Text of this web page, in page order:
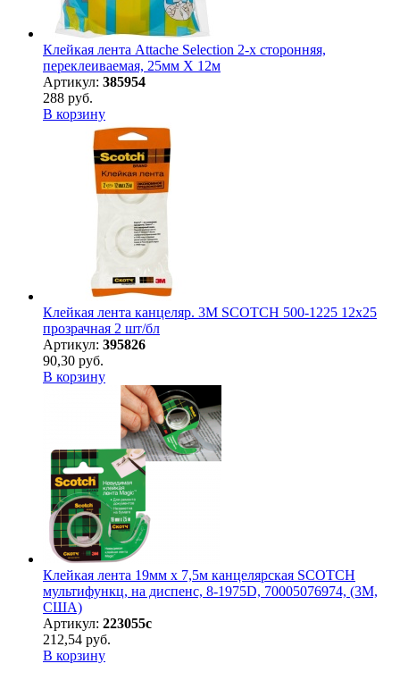
Клейкая лента Attache Selection 2-х сторонняя,
переклеиваемая, 25мм Х 12м
Артикул: 385954
288 руб.
В корзину
Клейкая лента канцеляр. 3M SCOTCH 500-1225 12х25
прозрачная 2 шт/бл
Артикул: 395826
90,30 руб.
В корзину
Клейкая лента 19мм х 7,5м канцелярская SCOTCH
мультифункц, на диспенс, 8-1975D, 70005076974, (3М,
США)
Артикул: 223055с
212,54 руб.
В корзину